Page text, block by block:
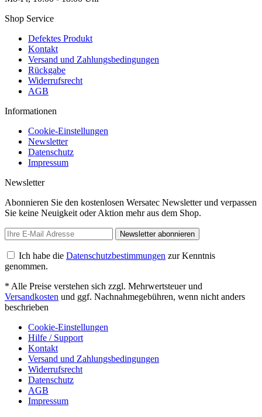
Shop Service
Defektes Produkt
Kontakt
Versand und Zahlungsbedingungen
Rückgabe
Widerrufsrecht
AGB
Informationen
Cookie-Einstellungen
Newsletter
Datenschutz
Impressum
Newsletter
Abonnieren Sie den kostenlosen Wersatec Newsletter und verpassen
Sie keine Neuigkeit oder Aktion mehr aus dem Shop.
Newsletter abonnieren
Ich habe die Datenschutzbestimmungen zur Kenntnis
genommen.
* Alle Preise verstehen sich zzgl. Mehrwertsteuer und
Versandkosten und ggf. Nachnahmegebühren, wenn nicht anders
beschrieben
Cookie-Einstellungen
Hilfe / Support
Kontakt
Versand und Zahlungsbedingungen
Widerrufsrecht
Datenschutz
AGB
Impressum